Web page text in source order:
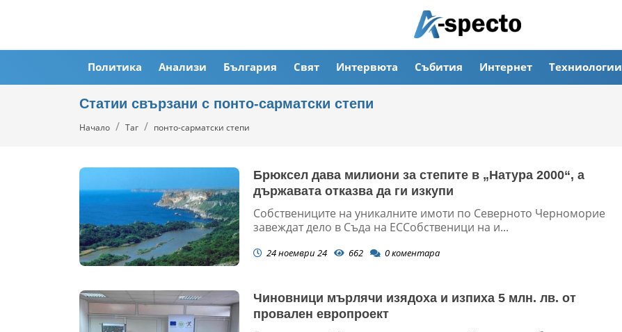
Политика Анализи България Свят Интервюта Събития Интернет Техниологии
Статии свързани с понто-сарматски степи
Начало Таг понто-сарматски степи
Брюксел дава милиони за степите в „Натура 2000“, а
държавата отказва да ги изкупи
Собствениците на уникалните имоти по Северното Черноморие
завеждат дело в Съда на ЕССобственици на и...
24 ноември 24 662 0коментара
Чиновници мърлячи изядоха и изпиха 5 млн. лв. от
провален европроект